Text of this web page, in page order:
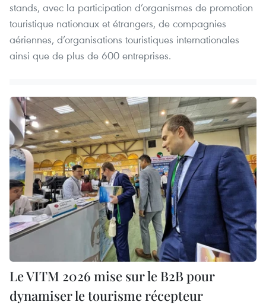
stands, avec la participation d’organismes de promotion
touristique nationaux et étrangers, de compagnies
aériennes, d’organisations touristiques internationales
ainsi que de plus de 600 entreprises.
Le VITM 2026 mise sur le B2B pour
dynamiser le tourisme récepteur